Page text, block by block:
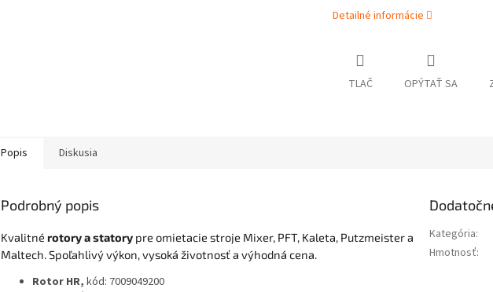
Detailné informácie
TLAČ OPÝTAŤ SA
Popis Diskusia
Podrobný popis
Kvalitné rotory a statory pre omietacie stroje Mixer, PFT, Kaleta, Putzmeister a
Maltech. Spoľahlivý výkon, vysoká životnosť a výhodná cena.
Rotor HR, kód: 7009049200
Kategória:
Hmotnosť: